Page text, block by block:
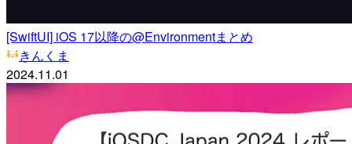
[SwiftUI] iOS 17以降の@Environmentまとめ
きんくま
2024.11.01